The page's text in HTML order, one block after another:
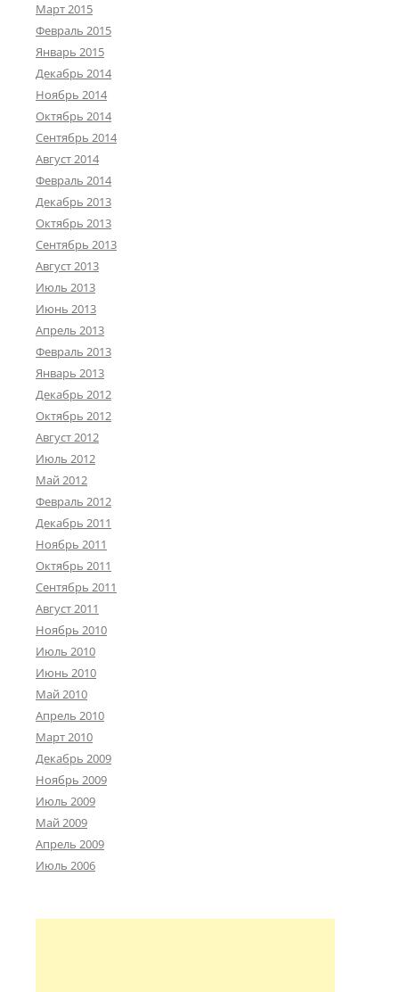
Март 2015
Февраль 2015
Январь 2015
Декабрь 2014
Ноябрь 2014
Октябрь 2014
Сентябрь 2014
Август 2014
Февраль 2014
Декабрь 2013
Октябрь 2013
Сентябрь 2013
Август 2013
Июль 2013
Июнь 2013
Апрель 2013
Февраль 2013
Январь 2013
Декабрь 2012
Октябрь 2012
Август 2012
Июль 2012
Май 2012
Февраль 2012
Декабрь 2011
Ноябрь 2011
Октябрь 2011
Сентябрь 2011
Август 2011
Ноябрь 2010
Июль 2010
Июнь 2010
Май 2010
Апрель 2010
Март 2010
Декабрь 2009
Ноябрь 2009
Июль 2009
Май 2009
Апрель 2009
Июль 2006